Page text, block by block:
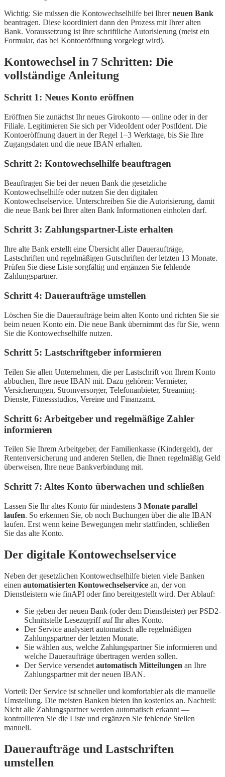
Wichtig: Sie müssen die Kontowechselhilfe bei Ihrerneuen Bank
beantragen. Diese koordiniert dann den Prozess mit Ihrer alten
Bank. Voraussetzung ist Ihre schriftliche Autorisierung (meist ein
Formular, das bei Kontoeröffnung vorgelegt wird).
Kontowechsel in 7 Schritten: Die
vollständige Anleitung
Schritt 1: Neues Konto eröffnen
Eröffnen Sie zunächst Ihr neues Girokonto — online oder in der
Filiale. Legitimieren Sie sich per VideoIdent oder PostIdent. Die
Kontoeröffnung dauert in der Regel 1–3 Werktage, bis Sie Ihre
Zugangsdaten und die neue IBAN erhalten.
Schritt 2: Kontowechselhilfe beauftragen
Beauftragen Sie bei der neuen Bank die gesetzliche
Kontowechselhilfe oder nutzen Sie den digitalen
Kontowechselservice. Unterschreiben Sie die Autorisierung, damit
die neue Bank bei Ihrer alten Bank Informationen einholen darf.
Schritt 3: Zahlungspartner-Liste erhalten
Ihre alte Bank erstellt eine Übersicht aller Daueraufträge,
Lastschriften und regelmäßigen Gutschriften der letzten 13 Monate.
Prüfen Sie diese Liste sorgfältig und ergänzen Sie fehlende
Zahlungspartner.
Schritt 4: Daueraufträge umstellen
Löschen Sie die Daueraufträge beim alten Konto und richten Sie sie
beim neuen Konto ein. Die neue Bank übernimmt das für Sie, wenn
Sie die Kontowechselhilfe nutzen.
Schritt 5: Lastschriftgeber informieren
Teilen Sie allen Unternehmen, die per Lastschrift von Ihrem Konto
abbuchen, Ihre neue IBAN mit. Dazu gehören: Vermieter,
Versicherungen, Stromversorger, Telefonanbieter, Streaming-
Dienste, Fitnessstudios, Vereine und Finanzamt.
Schritt 6: Arbeitgeber und regelmäßige Zahler
informieren
Teilen Sie Ihrem Arbeitgeber, der Familienkasse (Kindergeld), der
Rentenversicherung und anderen Stellen, die Ihnen regelmäßig Geld
überweisen, Ihre neue Bankverbindung mit.
Schritt 7: Altes Konto überwachen und schließen
Lassen Sie Ihr altes Konto für mindestens 3 Monate parallel
laufen. So erkennen Sie, ob noch Buchungen über die alte IBAN
laufen. Erst wenn keine Bewegungen mehr stattfinden, schließen
Sie das alte Konto.
Der digitale Kontowechselservice
Neben der gesetzlichen Kontowechselhilfe bieten viele Banken
einen automatisierten Kontowechselservice an, der von
Dienstleistern wie finAPI oder fino bereitgestellt wird. Der Ablauf:
Sie geben der neuen Bank (oder dem Dienstleister) per PSD2-
Schnittstelle Lesezugriff auf Ihr altes Konto.
Der Service analysiert automatisch alle regelmäßigen
Zahlungspartner der letzten Monate.
Sie wählen aus, welche Zahlungspartner Sie informieren und
welche Daueraufträge übertragen werden sollen.
Der Service versendet automatisch Mitteilungen an Ihre
Zahlungspartner mit der neuen IBAN.
Vorteil: Der Service ist schneller und komfortabler als die manuelle
Umstellung. Die meisten Banken bieten ihn kostenlos an. Nachteil:
Nicht alle Zahlungspartner werden automatisch erkannt —
kontrollieren Sie die Liste und ergänzen Sie fehlende Stellen
manuell.
Daueraufträge und Lastschriften
umstellen